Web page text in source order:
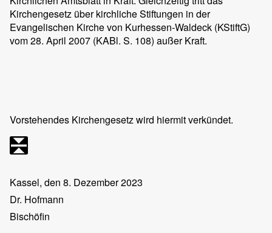
Kirchengesetz über kirchliche Stiftungen in der
Evangelischen Kirche von Kurhessen-Waldeck (KStiftG)
vom 28. April 2007 (KABl. S. 108) außer Kraft.
Vorstehendes Kirchengesetz wird hiermit verkündet.
Kassel, den 8. Dezember 2023
Dr. Hofmann
Bischöfin